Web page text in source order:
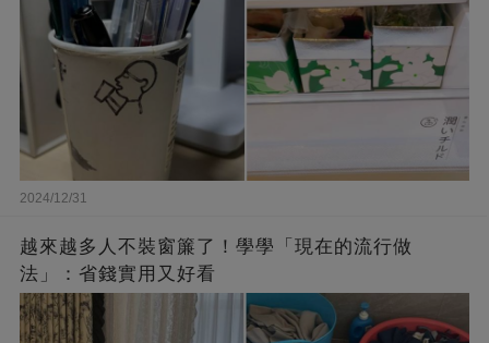
2024/12/31
越來越多人不裝窗簾了！學學「現在的流行做
法」：省錢實用又好看